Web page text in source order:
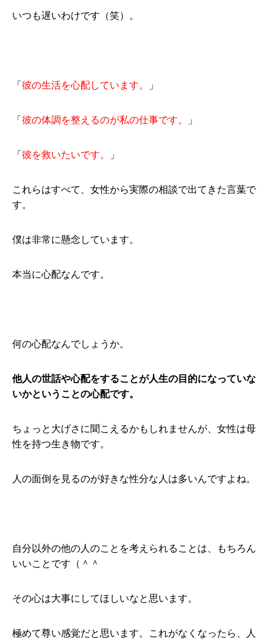
いつも遅いわけです（笑）。
「 彼の生活を心配しています。 」
「 彼の体調を整えるのが私の仕事です。 」
「 彼を救いたいです。 」
これらはすべて、女性から実際の相談で出てきた言葉で
す。
僕は非常に懸念しています。
本当に心配なんです。
何の心配なんでしょうか。
他人の世話や心配をすることが人生の目的になっていな
いかということの心配です。
ちょっと大げさに聞こえるかもしれませんが、女性は母
性を持つ生き物です。
人の面倒を見るのが好きな性分な人は多いんですよね。
自分以外の他の人のことを考えられることは、もちろん
いいことです（＾＾
その心は大事にしてほしいなと思います。
極めて尊い感覚だと思います。これがなくなったら、人